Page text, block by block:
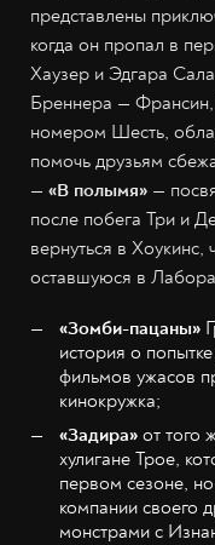
представлены
когда он пропал в
Хаузер и Эдгара
Бреннера —
номером Шесть,
помочь друзьям
— «В полымя» —
после побега Три и
вернуться в Хоукинс,
оставшуюся в
«Зомби-пацаны»
история о
фильмов ужасов
кинокружка;
«Задира» от того
хулигане Трое,
первом сезоне,
компании своего
монстрами с